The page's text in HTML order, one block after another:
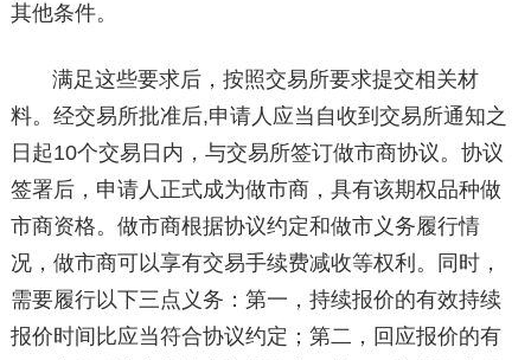
其他条件。
满足这些要求后，按照交易所要求提交相关材
料。经交易所批准后,申请人应当自收到交易所通知之
日起10个交易日内，与交易所签订做市商协议。协议
签署后，申请人正式成为做市商，具有该期权品种做
市商资格。做市商根据协议约定和做市义务履行情
况，做市商可以享有交易手续费减收等权利。同时，
需要履行以下三点义务：第一，持续报价的有效持续
报价时间比应当符合协议约定；第二，回应报价的有